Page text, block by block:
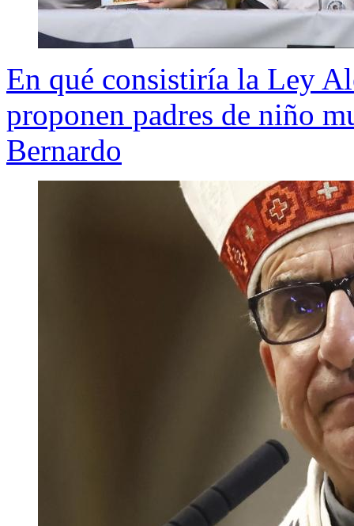
En qué consistiría la Ley
proponen padres de niño
Bernardo